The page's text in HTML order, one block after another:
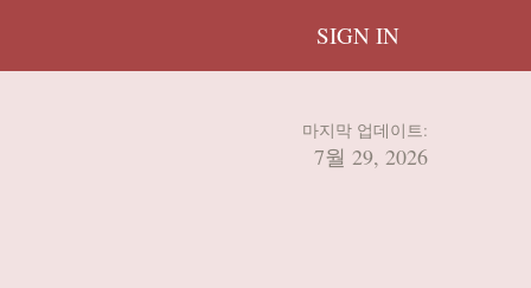
SIGN IN
마지막 업데이트:
7월 29, 2026